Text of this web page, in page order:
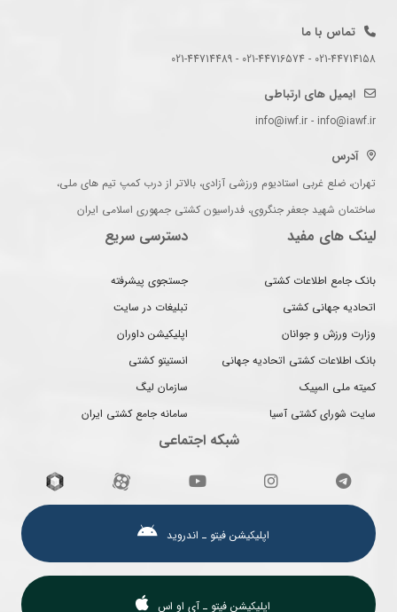
تماس با ما
021-44714158 - 021-44716574 - 021-44714489
ایمیل های ارتباطی
info@iwf.ir - info@iawf.ir
آدرس
تهران، ضلع غربی استادیوم ورزشی آزادی، بالاتر از درب کمپ تیم های ملی،
ساختمان شهید جعفر جنگروی، فدراسیون کشتی جمهوری اسلامی ایران
لینک های مفید
بانک جامع اطلاعات کشتی
اتحادیه جهانی کشتی
وزارت ورزش و جوانان
بانک اطلاعات کشتی اتحادیه جهانی
کمیته ملی المپیک
سایت شورای کشتی آسیا
دسترسی سریع
جستجوی پیشرفته
تبلیغات در سایت
اپلیکیشن داوران
انستیتو کشتی
سازمان لیگ
سامانه جامع کشتی ایران
شبکه اجتماعی
اپلیکیشن فیتو ـ اندروید
اپلیکیشن فیتو ـ آی او اس